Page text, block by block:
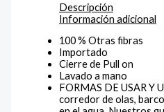
Descripción
Información adicional
100 % Otras fibras
Importado
Cierre de Pull on
Lavado a mano
FORMAS DE USAR Y
corredor de olas,